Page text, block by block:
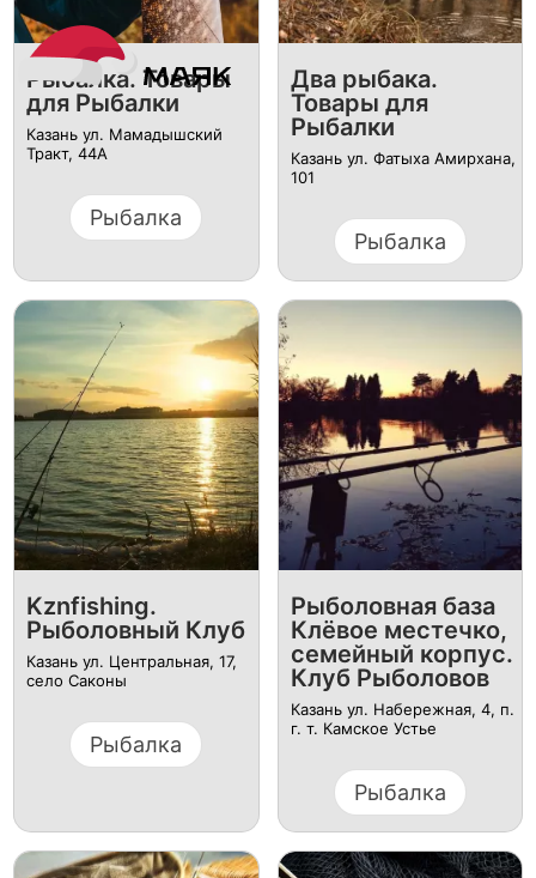
Рыбалка. Товары
для Рыбалки
Казань ул. Мамадышский
Тракт, 44А
Рыбалка
Два рыбака.
Товары для
Рыбалки
Казань ул. Фатыха Амирхана,
101
Рыбалка
Kznfishing.
Рыболовный Клуб
Казань ул. Центральная, 17,
село Саконы
Рыбалка
Рыболовная база
Клёвое местечко,
семейный корпус.
Клуб Рыболовов
Казань ул. Набережная, 4, п.
г. т. Камское Устье
Рыбалка